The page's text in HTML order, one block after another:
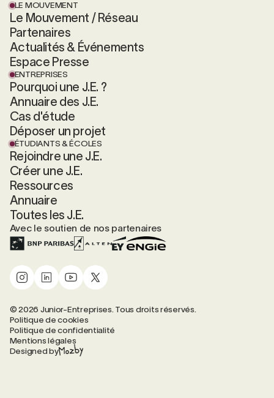
LE MOUVEMENT
Le Mouvement / Réseau
Partenaires
Actualités & Événements
Espace Presse
ENTREPRISES
Pourquoi une J.E. ?
Annuaire des J.E.
Cas d'étude
Déposer un projet
ÉTUDIANTS & ÉCOLES
Rejoindre une J.E.
Créer une J.E.
Ressources
Annuaire
Toutes les J.E.
Avec le soutien de nos partenaires
© 2026 Junior-Entreprises. Tous droits réservés.
Politique de cookies
Politique de confidentialité
Mentions légales
Designed by